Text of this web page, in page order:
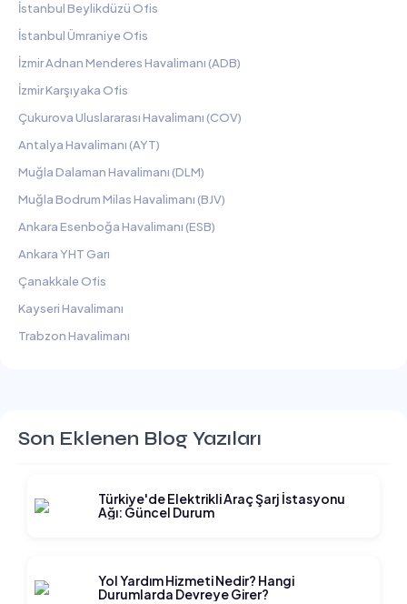
İstanbul Beylikdüzü Ofis
İstanbul Ümraniye Ofis
İzmir Adnan Menderes Havalimanı (ADB)
İzmir Karşıyaka Ofis
Çukurova Uluslararası Havalimanı (COV)
Antalya Havalimanı (AYT)
Muğla Dalaman Havalimanı (DLM)
Muğla Bodrum Milas Havalimanı (BJV)
Ankara Esenboğa Havalimanı (ESB)
Ankara YHT Garı
Çanakkale Ofis
Kayseri Havalimanı
Trabzon Havalimanı
Son Eklenen Blog Yazıları
Türkiye'de Elektrikli Araç Şarj İstasyonu
Ağı: Güncel Durum
Yol Yardım Hizmeti Nedir? Hangi
Durumlarda Devreye Girer?